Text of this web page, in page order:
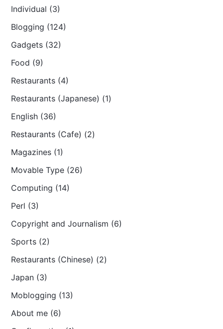
Individual (3)
Blogging (124)
Gadgets (32)
Food (9)
Restaurants (4)
Restaurants (Japanese) (1)
English (36)
Restaurants (Cafe) (2)
Magazines (1)
Movable Type (26)
Computing (14)
Perl (3)
Copyright and Journalism (6)
Sports (2)
Restaurants (Chinese) (2)
Japan (3)
Moblogging (13)
About me (6)